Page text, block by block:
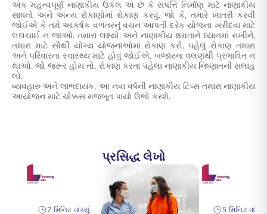
એક મહત્વપૂર્ણ નાણાકીય ઉકેલ એ છે કે સંપત્તિ નિર્માણ માટે નાણાકીય
સાધનો અને અન્ય રોકાણોમાં રોકાણ કરવું. જો કે, તમારે ખાતરી કરવી
જોઈએ કે તમે આકર્ષક વળતરનું વચન આપતી દરેક યોજના ખરીદવા માટે
લલચાઈ ન જાઓ. તમારા લક્ષ્યો અને નાણાકીય ક્ષમતાને ધ્યાનમાં રાખીને,
તમારા માટે સૌથી યોગ્ય યોજનાઓમાં રોકાણ કરો. પહેલું રોકાણ તમારા
અને પરિવારના સ્વાસ્થ્ય માટે હોવું જોઈએ. બજારના વલણથી પ્રભાવિત ન
થાઓ. જો જરૂર હોય તો, રોકાણ કરતા પહેલા નાણાકીય નિષ્ણાતની સલાહ
લો.
વ્યવહારુ અને લાભદાયક, આ નવા વર્ષની નાણાકીય ટિપ્સ તમારા નાણાકીય
આયોજન માટે ચોક્કસ મજબૂત પાયો ઉભો કરશે.
પ્રસિદ્ધ લેખો
7 મિનિટ વાંચ્યું 5 મિનિટ વાંચ્યું